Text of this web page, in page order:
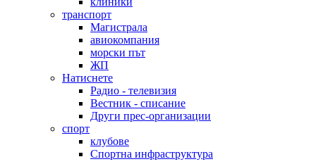
транспорт
Магистрала
авиокомпания
морски път
ЖП
Натиснете
Радио - телевизия
Вестник - списание
Други прес-организации
спорт
клубове
Спортна инфраструктура